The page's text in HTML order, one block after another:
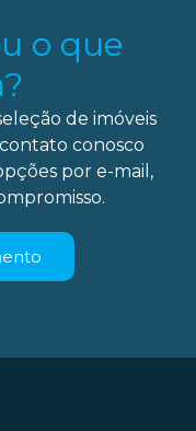
o que
de imóveis
conosco
por e-mail,